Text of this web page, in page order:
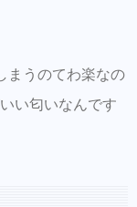
まうのてわ楽なの
い匂いなんです